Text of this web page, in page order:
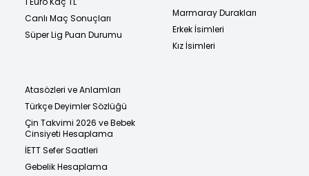
Canlı Maç Sonuçları
Süper Lig Puan Durumu
Marmaray Durakları
Erkek İsimleri
Kız İsimleri
Atasözleri ve Anlamları
Türkçe Deyimler Sözlüğü
Çin Takvimi 2026 ve Bebek
Cinsiyeti Hesaplama
İETT Sefer Saatleri
Gebelik Hesaplama